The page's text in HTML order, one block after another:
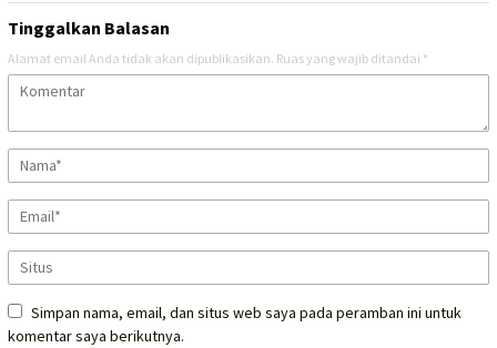
Tinggalkan Balasan
Alamat email Anda tidak akan dipublikasikan. Ruas yang wajib ditandai *
Simpan nama, email, dan situs web saya pada peramban ini untuk
komentar saya berikutnya.